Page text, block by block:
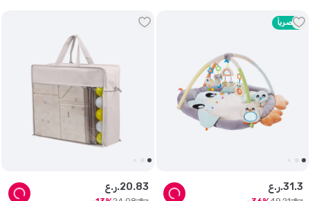
حصرياً
ر.ع.31 .3 ر.ع.20.83